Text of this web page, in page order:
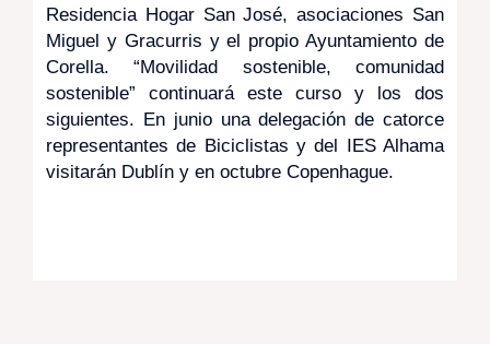
Residencia Hogar San José, asociaciones San
Miguel y Gracurris y el propio Ayuntamiento de
Corella. “Movilidad sostenible, comunidad
sostenible” continuará este curso y los dos
siguientes. En junio una delegación de catorce
representantes de Biciclistas y del IES Alhama
visitarán Dublín y en octubre Copenhague.